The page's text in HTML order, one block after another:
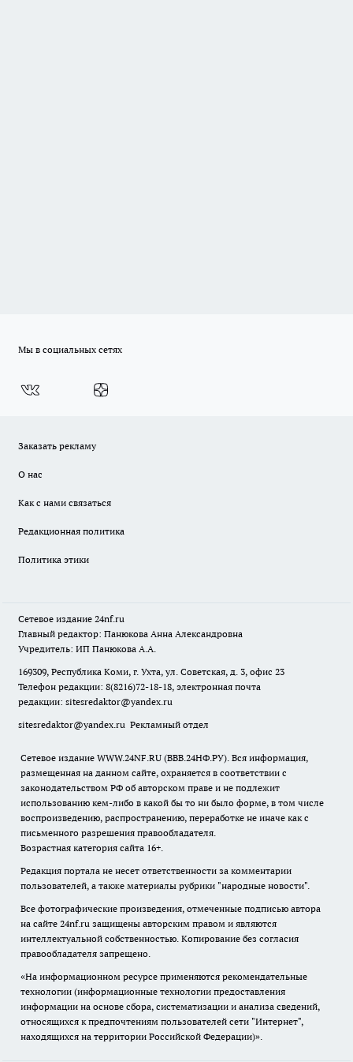
Мы в социальных сетях
Заказать рекламу
О нас
Как с нами связаться
Редакционная политика
Политика этики
Сетевое издание 24nf.ru
Главный редактор: Панюкова Анна Александровна
Учредитель: ИП Панюкова А.А.
169309, Республика Коми, г. Ухта, ул. Советская, д. 3, офис 23
Телефон редакции: 8(8216)72-18-18, электронная почта
редакции: sitesredaktor@yandex.ru
sitesredaktor@yandex.ru Рекламный отдел
Сетевое издание WWW.24NF.RU (ВВВ.24НФ.РУ). Вся информация,
размещенная на данном сайте, охраняется в соответствии с
законодательством РФ об авторском праве и не подлежит
использованию кем-либо в какой бы то ни было форме, в том числе
воспроизведению, распространению, переработке не иначе как с
письменного разрешения правообладателя.
Возрастная категория сайта 16+.
Редакция портала не несет ответственности за комментарии
пользователей, а также материалы рубрики "народные новости".
Все фотографические произведения, отмеченные подписью автора
на сайте 24nf.ru защищены авторским правом и являются
интеллектуальной собственностью. Копирование без согласия
правообладателя запрещено.
«На информационном ресурсе применяются рекомендательные
технологии (информационные технологии предоставления
информации на основе сбора, систематизации и анализа сведений,
относящихся к предпочтениям пользователей сети "Интернет",
находящихся на территории Российской Федерации)».